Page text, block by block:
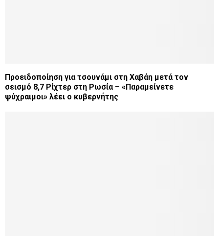
Προειδοποίηση για τσουνάμι στη Χαβάη μετά τον
σεισμό 8,7 Ρίχτερ στη Ρωσία – «Παραμείνετε
ψύχραιμοι» λέει ο κυβερνήτης